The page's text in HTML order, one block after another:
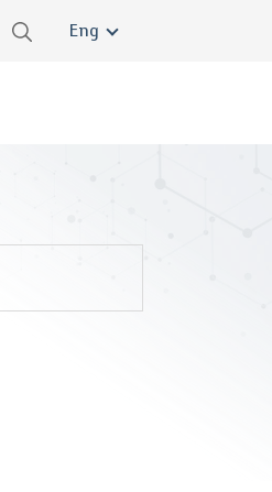
English